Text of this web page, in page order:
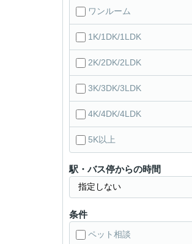
ワンルーム
1K/1DK/1LDK
2K/2DK/2LDK
3K/3DK/3LDK
4K/4DK/4LDK
5K以上
駅・バス停からの時間
条件
ペット相談